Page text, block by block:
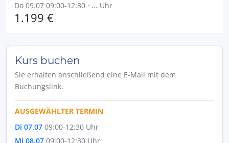
Do 09.07 09:00-12:30 · ... Uhr
1.199 €
Kurs buchen
Sie erhalten anschließend eine E-Mail mit dem
Buchungslink.
AUSGEWÄHLTER TERMIN
Di 07.07 09:00-12:30 Uhr
Mi 08.07 09:00-12:30 Uhr